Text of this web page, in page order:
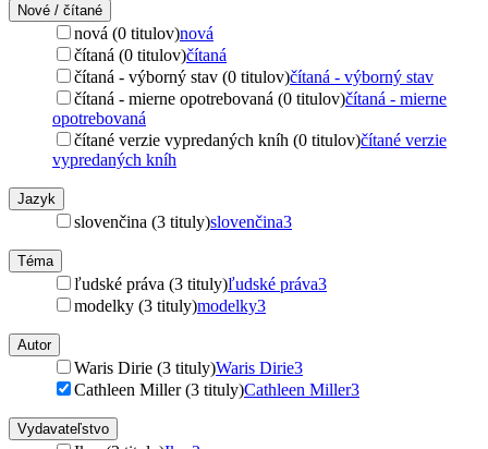
Nové / čítané
nová (0 titulov)nová
čítaná (0 titulov)čítaná
čítaná - výborný stav (0 titulov)čítaná - výborný stav
čítaná - mierne opotrebovaná (0 titulov)čítaná - mierne
opotrebovaná
čítané verzie vypredaných kníh (0 titulov)čítané verzie
vypredaných kníh
Jazyk
slovenčina (3 tituly)slovenčina3
Téma
ľudské práva (3 tituly)ľudské práva3
modelky (3 tituly)modelky3
Autor
Waris Dirie (3 tituly)Waris Dirie3
Cathleen Miller (3 tituly)Cathleen Miller3
Vydavateľstvo